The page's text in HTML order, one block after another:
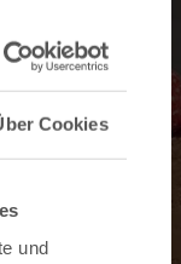
Cookies
und